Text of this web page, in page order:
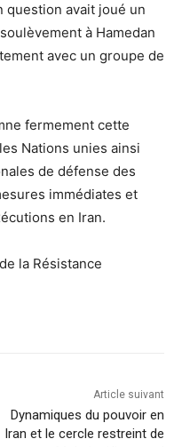
question avait joué un
à Hamedan
avec un groupe de
fermement cette
Nations unies ainsi
de défense des
immédiates et
en Iran.
la Résistance
Article suivant
Dynamiques du pouvoir en
Iran et le cercle restreint de